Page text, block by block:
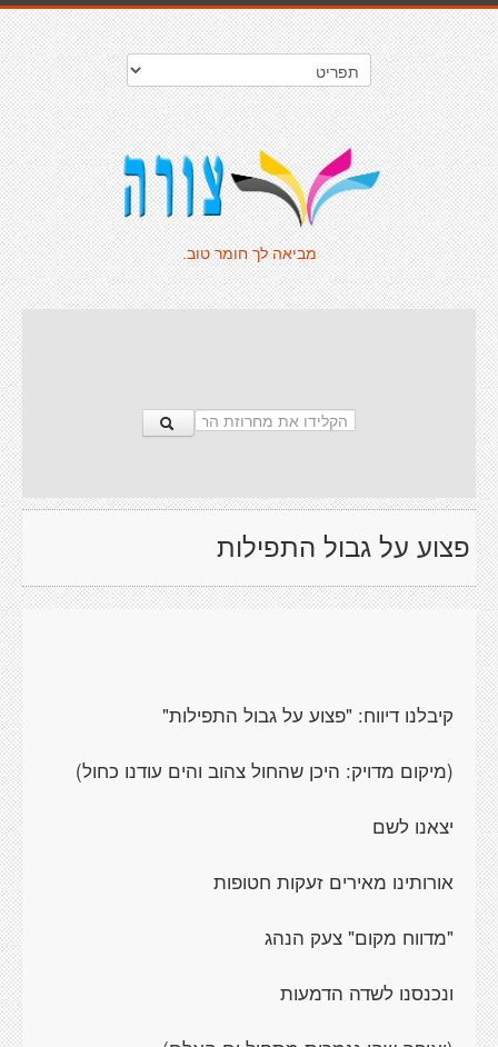
מביאה לך חומר טוב.
פצוע על גבול התפילות
קיבלנו דיווח: "פצוע על גבול התפילות"
(מיקום מדויק: היכן שהחול צהוב והים עודנו כחול)
יצאנו לשם
אורותינו מאירים זעקות חטופות
"מדווח מקום" צעק הנהג
ונכנסנו לשדה הדמעות